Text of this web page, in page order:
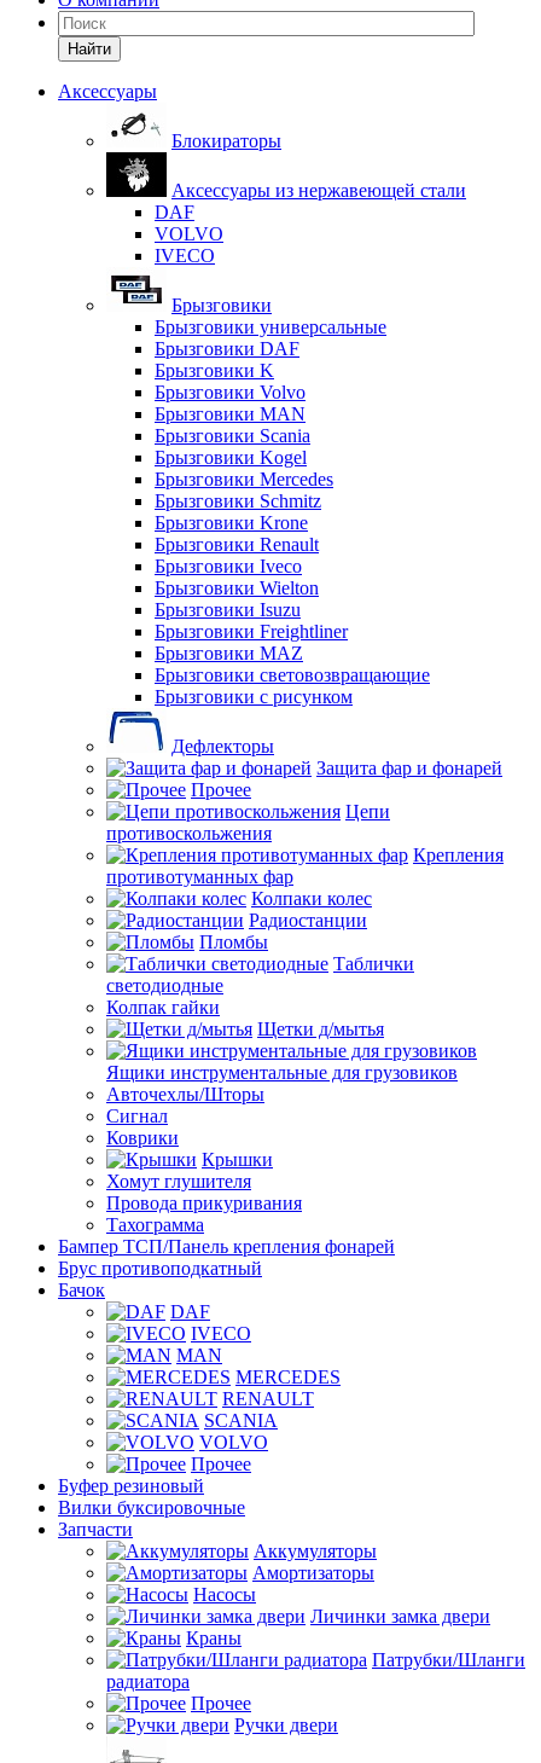
Найти
Аксессуары
Блокираторы
Аксессуары из нержавеющей стали
DAF
VOLVO
IVECO
Брызговики
Брызговики универсальные
Брызговики DAF
Брызговики K
Брызговики Volvo
Брызговики MAN
Брызговики Scania
Брызговики Kogel
Брызговики Mercedes
Брызговики Schmitz
Брызговики Krone
Брызговики Renault
Брызговики Iveco
Брызговики Wielton
Брызговики Isuzu
Брызговики Freightliner
Брызговики MAZ
Брызговики световозвращающие
Брызговики с рисунком
Дефлекторы
Защита фар и фонарей
Прочее
Цепи
противоскольжения
Крепления
противотуманных фар
Колпаки колес
Радиостанции
Пломбы
Таблички
светодиодные
Колпак гайки
Щетки д/мытья
Ящики инструментальные для грузовиков
Авточехлы/Шторы
Сигнал
Коврики
Крышки
Хомут глушителя
Провода прикуривания
Тахограмма
Бампер ТСП/Панель крепления фонарей
Брус противоподкатный
Бачок
DAF
IVECO
MAN
MERCEDES
RENAULT
SCANIA
VOLVO
Прочее
Буфер резиновый
Вилки буксировочные
Запчасти
Аккумуляторы
Амортизаторы
Насосы
Личинки замка двери
Краны
Патрубки/Шланги
радиатора
Прочее
Ручки двери